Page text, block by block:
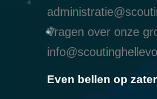
Vragen over onze
Even bellen op